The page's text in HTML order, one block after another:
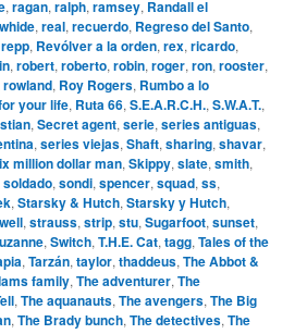
,ragan,ralph,ramsey, Randall el
,real,recuerdo, Regreso del Santo,
repp, Revólver a la orden,rex,ricardo,
,robert,roberto,robin,roger,ron,rooster,
rowland, Roy Rogers, Rumbo a lo
your life, Ruta 66,S.E.A.R.C.H.,S.W.A.T.,
,Secret agent,serie,series antiguas,
,series viejas,Shaft,sharing,shavar,
million dollar man,Skippy,slate,smith,
soldado,sondi,spencer,squad,ss,
,Starsky & Hutch,Starsky y Hutch,
,strauss,strip,stu,Sugarfoot,sunset,
,Switch,T.H.E. Cat,tagg,Tales of the
,Tarzán,taylor,thaddeus,The Abbot &
family,The adventurer,The
,The aquanauts,The avengers,The Big
,The Brady bunch,The detectives,The